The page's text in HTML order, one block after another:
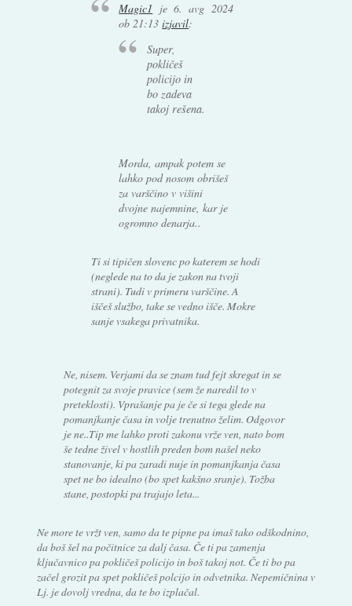
Magic1 je 6. avg 2024
ob 21:13 izjavil:
Super,
pokličeš
policijo in
bo zadeva
takoj rešena.
Morda, ampak potem se
lahko pod nosom obrišeš
za varščino v višini
dvojne najemnine, kar je
ogromno denarja..
Ti si tipičen slovenc po katerem se hodi
(neglede na to da je zakon na tvoji
strani). Tudi v primeru varščine. A
iščeš službo, take se vedno išče. Mokre
sanje vsakega privatnika.
Ne, nisem. Verjami da se znam tud fejt skregat in se
potegnit za svoje pravice (sem že naredil to v
preteklosti). Vprašanje pa je če si tega glede na
pomanjkanje časa in volje trenutno želim. Odgovor
je ne..Tip me lahko proti zakonu vrže ven, nato bom
še tedne živel v hostlih preden bom našel neko
stanovanje, ki pa zaradi nuje in pomanjkanja časa
spet ne bo idealno (bo spet kakšno sranje). Tožba
stane, postopki pa trajajo leta...
Ne more te vržt ven, samo da te pipne pa imaš tako odškodnino,
da boš šel na počitnice za dalj časa. Če ti pa zamenja
ključavnico pa pokličeš policijo in boš takoj not. Če ti bo pa
začel grozit pa spet pokličeš polcijo in odvetnika. Nepemičnina v
Lj. je dovolj vredna, da te bo izplačal.